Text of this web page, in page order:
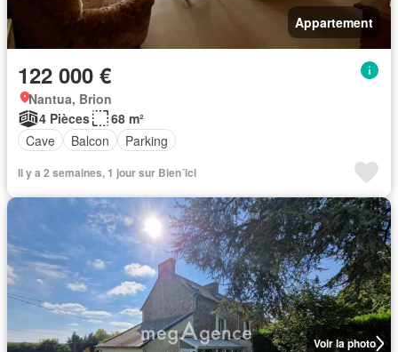
Appartement
122 000 €
Nantua, Brion
4 Pièces
68 m²
Cave
Balcon Parking
Il y a 2 semaines, 1 jour sur Bien´ici
Voir la photo